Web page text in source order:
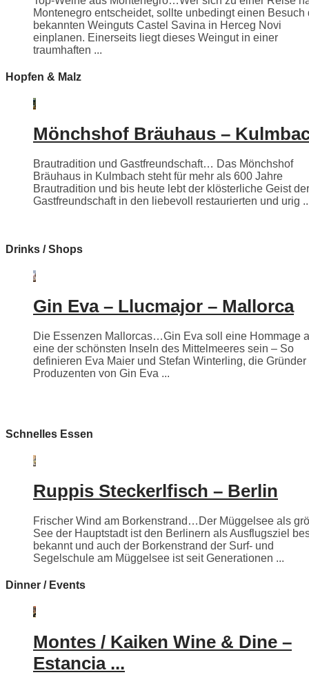
Montenegro entscheidet, sollte unbedingt einen Besuch
bekannten Weinguts Castel Savina in Herceg Novi
einplanen. Einerseits liegt dieses Weingut in einer
traumhaften ...
Hopfen & Malz
Mönchshof Bräuhaus –
Brautradition und Gastfreundschaft… Das Mönchshof
Bräuhaus in Kulmbach steht für mehr als 600 Jahre
Brautradition und bis heute lebt der klösterliche Geist der
Gastfreundschaft in den liebevoll restaurierten und urig
Drinks / Shops
Gin Eva – Llucmajor – Mallorca
Die Essenzen Mallorcas…Gin Eva soll eine Hommage
eine der schönsten Inseln des Mittelmeeres sein – So
definieren Eva Maier und Stefan Winterling, die Gründer
Produzenten von Gin Eva ...
Schnelles Essen
Ruppis Steckerlfisch – Berlin
Frischer Wind am Borkenstrand…Der Müggelsee als
See der Hauptstadt ist den Berlinern als Ausflugsziel
bekannt und auch der Borkenstrand der Surf- und
Segelschule am Müggelsee ist seit Generationen ...
Dinner / Events
Montes / Kaiken Wine & Dine –
Estancia ...